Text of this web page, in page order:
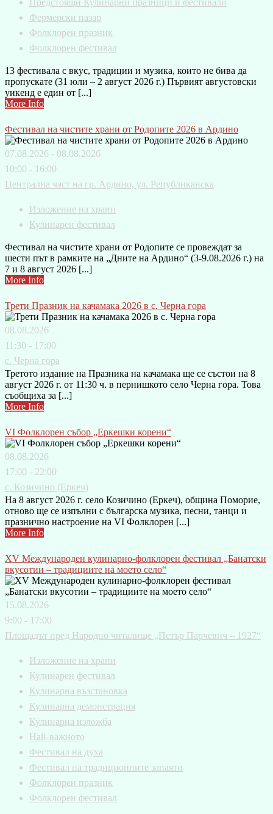
Фермерски пазар
Фолклорен празник
Фолклорен фестивал
13 фестивала с вкус, традиции и музика, които не бива да
пропускате (31 юли – 2 август 2026 г.) Първият августовски
уикенд е един от [...]
More Info
Фестивал на чистите храни от Родопите 2026 в Ардино
07.08.2026 - 08.08.2026
10:00 - 16:00
Централна част на гр. Ардино, ул. Републиканска
Изложение на храни
Кулинарен фестивал
Фестивал на чистите храни от Родопите се провеждат за
шести път в рамките на „Дните на Ардино“ (3-9.08.2026 г.) на
7 и 8 август 2026 [...]
More Info
Трети Празник на качамака 2026 в с. Черна гора
08.08.2026
11:30 - 17:00
с. Черна гора
Третото издание на Празника на качамака ще се състои на 8
август 2026 г. от 11:30 ч. в пернишкото село Черна гора. Това
съобщиха за [...]
More Info
VI Фолклорен събор „Еркешки корени“
08.08.2026
17:00 - 22:00
с. Козичино (Еркеч)
На 8 август 2026 г. село Козичино (Еркеч), община Поморие,
отново ще се изпълни с българска музика, песни, танци и
празнично настроение на VI Фолклорен [...]
More Info
XV Международен кулинарно-фолклорен фестивал „Банатски
вкусотии – традициите на моето село“
15.08.2026
9:00 - 17:00
Площадът пред Народно читалище „Петър Парчевич – 1927“
Изложение на храни
Кулинарен фестивал
Кулинарна възстановка
Кулинарна демонстрация
Кулинарна изложба
Най-важното
Фестивал на духа
Фестивал на традиционните занаяти
Фолклорен празник
Фолклорен фестивал